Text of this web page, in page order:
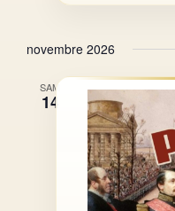
novembre 2026
SAM
14